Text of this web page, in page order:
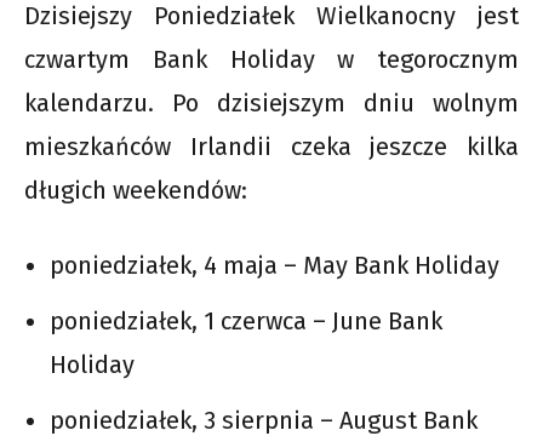
Dzisiejszy Poniedziałek Wielkanocny jest
czwartym Bank Holiday w tegorocznym
kalendarzu. Po dzisiejszym dniu wolnym
mieszkańców Irlandii czeka jeszcze kilka
długich weekendów:
poniedziałek, 4 maja – May Bank Holiday
poniedziałek, 1 czerwca – June Bank
Holiday
poniedziałek, 3 sierpnia – August Bank